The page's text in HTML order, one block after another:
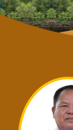
งการออกให้บริกา